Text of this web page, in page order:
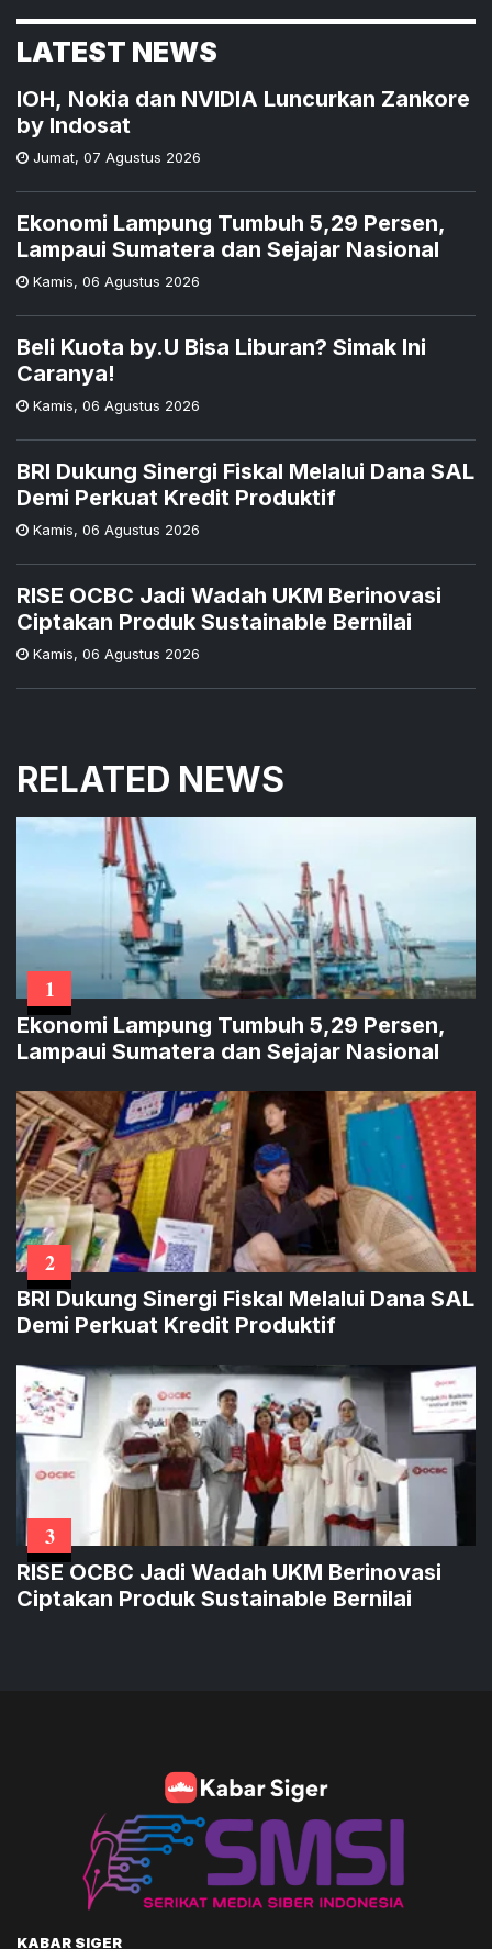
LATEST NEWS
IOH, Nokia dan NVIDIA Luncurkan Zankore
by Indosat
Jumat, 07 Agustus 2026
Ekonomi Lampung Tumbuh 5,29 Persen,
Lampaui Sumatera dan Sejajar Nasional
Kamis, 06 Agustus 2026
Beli Kuota by.U Bisa Liburan? Simak Ini
Caranya!
Kamis, 06 Agustus 2026
BRI Dukung Sinergi Fiskal Melalui Dana SAL
Demi Perkuat Kredit Produktif
Kamis, 06 Agustus 2026
RISE OCBC Jadi Wadah UKM Berinovasi
Ciptakan Produk Sustainable Bernilai
Kamis, 06 Agustus 2026
RELATED NEWS
1
Ekonomi Lampung Tumbuh 5,29 Persen,
Lampaui Sumatera dan Sejajar Nasional
2
BRI Dukung Sinergi Fiskal Melalui Dana SAL
Demi Perkuat Kredit Produktif
3
RISE OCBC Jadi Wadah UKM Berinovasi
Ciptakan Produk Sustainable Bernilai
KABAR SIGER